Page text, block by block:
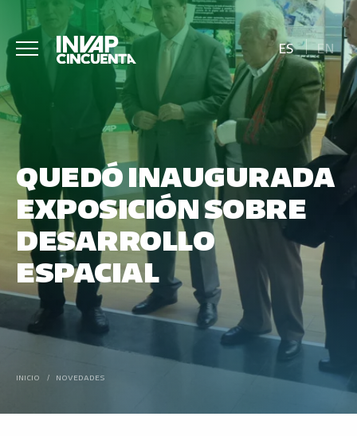
ES EN
QUEDÓ INAUGURADA
EXPOSICIÓN SOBRE
DESARROLLO
ESPACIAL
INICIO / NOVEDADES